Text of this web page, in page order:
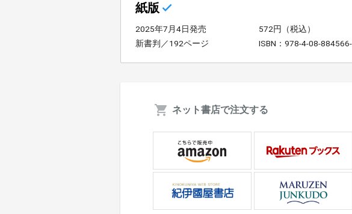
紙版
2025年7月4日発売
572円（税込）
新書判／192ページ
ISBN：978-4-08-884566-
ネット書店で注文する